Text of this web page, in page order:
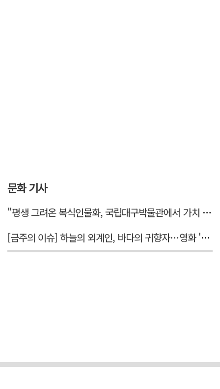
문화 기사
"평생 그려온 복식인물화, 국립대구박물관에서 가치 있게 활용되길"
[금주의 이슈] 하늘의 외계인, 바다의 귀향자…영화 '호프'와 '오디세이'